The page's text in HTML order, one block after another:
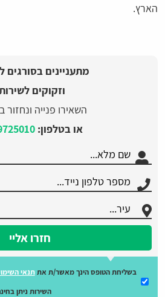
הארץ.
מתעניינים בסורגים
וזקוקים
השאירו פנייה
או בטלפון:
חזרו אליי
בשליחת הטופס הינך מאשר/ת אתתנאי
השירות ניתן